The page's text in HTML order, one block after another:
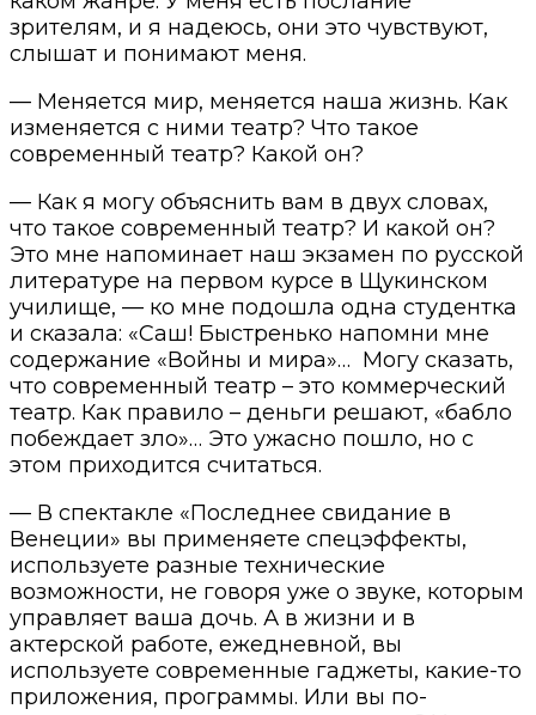
зрителям, и я надеюсь, они это чувствуют,
слышат и понимают меня.
— Меняется мир, меняется наша жизнь. Как
изменяется с ними театр? Что такое
современный театр? Какой он?
— Как я могу объяснить вам в двух словах,
что такое современный театр? И какой он?
Это мне напоминает наш экзамен по русской
литературе на первом курсе в Щукинском
училище, — ко мне подошла одна студентка
и сказала: «Саш! Быстренько напомни мне
содержание «Войны и мира»… Могу сказать,
что современный театр – это коммерческий
театр. Как правило – деньги решают, «бабло
побеждает зло»… Это ужасно пошло, но с
этом приходится считаться.
— В спектакле «Последнее свидание в
Венеции» вы применяете спецэффекты,
используете разные технические
возможности, не говоря уже о звуке, которым
управляет ваша дочь. А в жизни и в
актерской работе, ежедневной, вы
используете современные гаджеты, какие-то
приложения, программы. Или вы по-